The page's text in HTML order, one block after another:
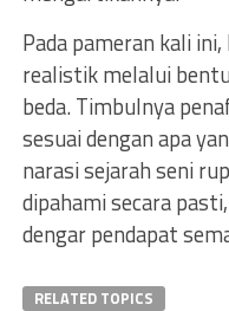
Pada pameran kali
realistik melalui
beda. Timbulnya
sesuai dengan apa
narasi sejarah seni
dipahami secara
dengar pendapat
RELATED TOPICS